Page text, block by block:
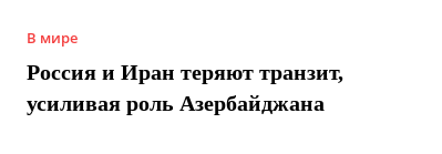
В мире
Россия и Иран теряют транзит,
усиливая роль Азербайджана